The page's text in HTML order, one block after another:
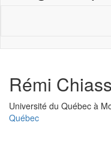
Rémi
Université
Université du Québec à
Québec